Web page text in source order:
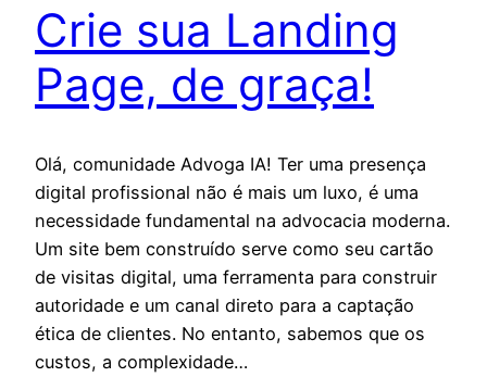
Crie sua Landing
Page, de graça!
Olá, comunidade Advoga IA! Ter uma presença
digital profissional não é mais um luxo, é uma
necessidade fundamental na advocacia moderna.
Um site bem construído serve como seu cartão
de visitas digital, uma ferramenta para construir
autoridade e um canal direto para a captação
ética de clientes. No entanto, sabemos que os
custos, a complexidade…